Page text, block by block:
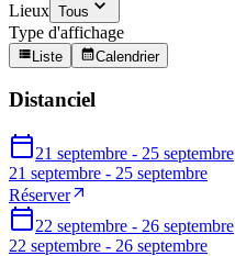
Lieux Tous
Type d'affichage
Liste Calendrier
Distanciel
21 septembre - 25 septembre
21 septembre - 25 septembre
Réserver
22 septembre - 26 septembre
22 septembre - 26 septembre